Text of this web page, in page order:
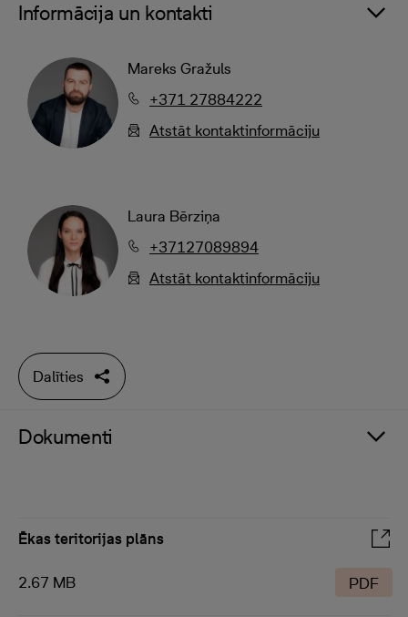
Informācija un kontakti
Mareks Gražuls
+371 27884222
Atstāt kontaktinformāciju
Laura Bērziņa
+37127089894
Atstāt kontaktinformāciju
Dalīties
Dokumenti
Ēkas teritorijas plāns
2.67 MB PDF